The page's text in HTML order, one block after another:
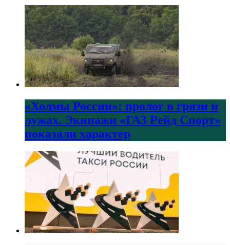
«Холмы России»: пролог в грязи и
лужах. Экипажи «ГАЗ Рейд Спорт»
показали характер